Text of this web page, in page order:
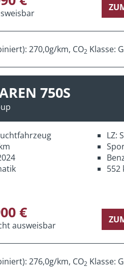
270,0g/km, CO2 Klasse: G
750S
€
ausweisbar
276,0g/km, CO2 Klasse: G